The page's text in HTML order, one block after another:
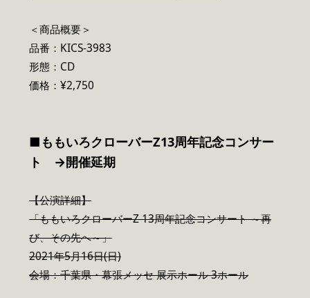
＜商品概要＞
品番：KICS-3983
形態：CD
価格：¥2,750
■ももいろクローバーZ13周年記念コンサー
ト →開催延期
【公演詳細】
「ももいろクローバーZ 13周年記念コンサート ～再
び、その先へ～」
2021年5月16日(日)
会場：千葉県・幕張メッセ 展示ホール 3ホール